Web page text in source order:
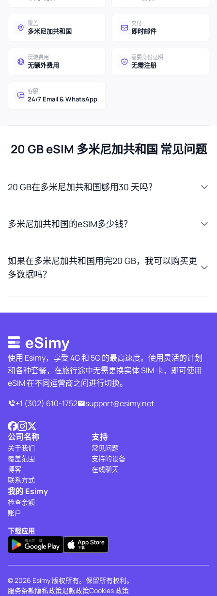
覆盖
多米尼加共和国
交付
即时邮件
漫游费用
无额外费用
需要身份证明
无需注册
客服
24/7 Email & WhatsApp
20 GB eSIM 多米尼加共和国 常见问题
20 GB在多米尼加共和国够用30 天吗？
多米尼加共和国的eSIM多少钱？
如果在多米尼加共和国用完20 GB，我可以购买更
多数据吗？
使用 Esimy，享受 4G 和 5G 的最高速度。使用灵活的计划
和各种套餐，在旅行途中无需更换实体 SIM 卡，即可使用
eSIM 在不同运营商之间进行切换。
+1 (302) 610-1752
support@esimy.net
公司名称
关于我们
覆盖范围
博客
联系方式
支持
常见问题
支持的设备
在线聊天
我的 Esimy
检查余额
账户
下载应用
© 2026 Esimy 版权所有。保留所有权利。
服务条款隐私政策退款政策Cookies 政策